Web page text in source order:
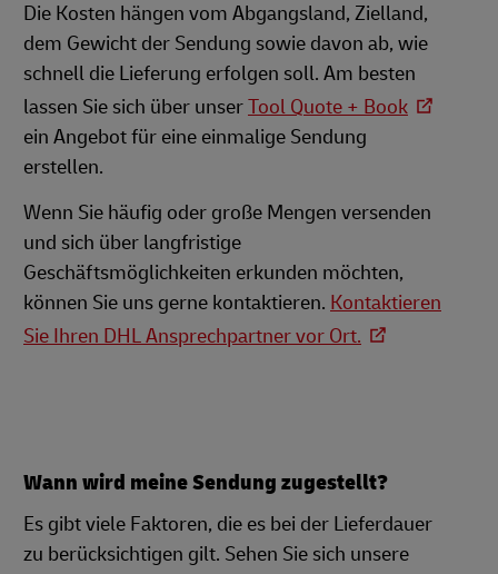
Die Kosten hängen vom Abgangsland, Zielland,
dem Gewicht der Sendung sowie davon ab, wie
schnell die Lieferung erfolgen soll. Am besten
lassen Sie sich über unserTool Quote + Book
ein Angebot für eine einmalige Sendung
erstellen.
Wenn Sie häufig oder große Mengen versenden
und sich über langfristige
Geschäftsmöglichkeiten erkunden möchten,
können Sie uns gerne kontaktieren. Kontaktieren
Sie Ihren DHL Ansprechpartner vor Ort.
Wann wird meine Sendung zugestellt?
Es gibt viele Faktoren, die es bei der Lieferdauer
zu berücksichtigen gilt. Sehen Sie sich unsere